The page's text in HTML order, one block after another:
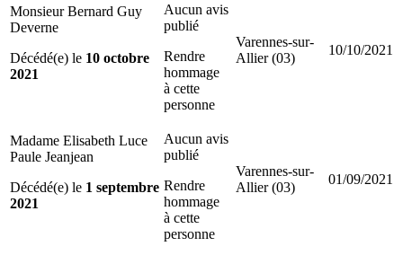
Monsieur Bernard Guy
Deverne
Décédé(e) le 10 octobre
2021
Aucun avis
publié
Rendre
hommage
à cette
personne
Varennes-sur-
Allier (03)
10/10/2021
Madame Elisabeth Luce
Paule Jeanjean
Décédé(e) le 1 septembre
2021
Aucun avis
publié
Rendre
hommage
à cette
personne
Varennes-sur-
Allier (03)
01/09/2021